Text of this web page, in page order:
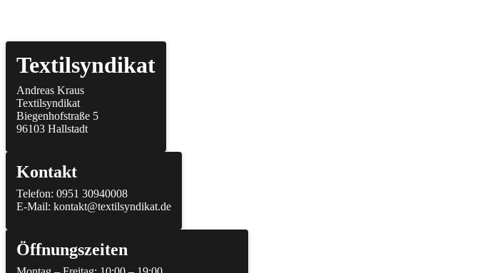
Textilsyndikat
Andreas Kraus
Textilsyndikat
Biegenhofstraße 5
96103 Hallstadt
Kontakt
Telefon: 0951 30940008
E-Mail: kontakt@textilsyndikat.de
Öffnungszeiten